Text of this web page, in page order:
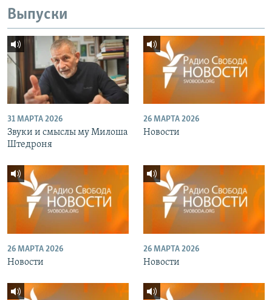
Выпуски
31 МАРТА 2026
Звуки и смыслы му Милоша
Штедроня
26 МАРТА 2026
Новости
26 МАРТА 2026
Новости
26 МАРТА 2026
Новости